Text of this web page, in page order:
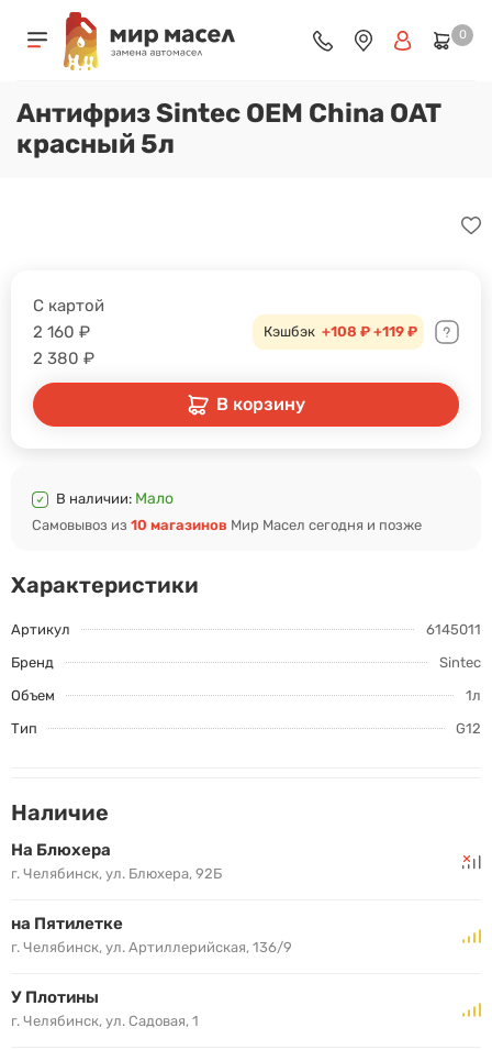
0
Антифриз Sintec OEM China OAT
красный 5л
Характеристики
Артикул
6145011
Бренд
Sintec
Объем
1л
Тип
G12
С картой
2 160 ₽
2 380 ₽
Кэшбэк +108 ₽ +119 ₽
В корзину
В наличии: Мало
Самовывоз из 10 магазинов Мир Масел сегодня и позже
Наличие
На Блюхера
г. Челябинск, ул. Блюхера, 92Б
на Пятилетке
г. Челябинск, ул. Артиллерийская, 136/9
У Плотины
г. Челябинск, ул. Садовая, 1